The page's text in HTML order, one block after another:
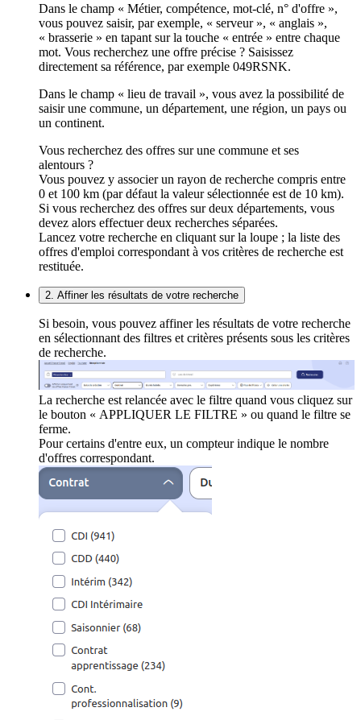
Dans le champ « Métier, compétence, mot-clé, n° d'offre »,
vous pouvez saisir, par exemple, « serveur », « anglais »,
« brasserie » en tapant sur la touche « entrée » entre chaque
mot. Vous recherchez une offre précise ? Saisissez
directement sa référence, par exemple 049RSNK.
Dans le champ « lieu de travail », vous avez la possibilité de
saisir une commune, un département, une région, un pays ou
un continent.
Vous recherchez des offres sur une commune et ses
alentours ?
Vous pouvez y associer un rayon de recherche compris entre
0 et 100 km (par défaut la valeur sélectionnée est de 10 km).
Si vous recherchez des offres sur deux départements, vous
devez alors effectuer deux recherches séparées.
Lancez votre recherche en cliquant sur la loupe ; la liste des
offres d'emploi correspondant à vos critères de recherche est
restituée.
2. Affiner les résultats de votre recherche
Si besoin, vous pouvez affiner les résultats de votre recherche
en sélectionnant des filtres et critères présents sous les critères
de recherche.
La recherche est relancée avec le filtre quand vous cliquez sur
le bouton « APPLIQUER LE FILTRE » ou quand le filtre se
ferme.
Pour certains d'entre eux, un compteur indique le nombre
d'offres correspondant.